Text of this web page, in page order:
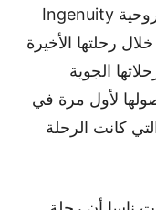
أعلنت وكالة ناسا عن إنجاز جديد لمروحية Ingenuity
رحلتها الأخيرة
الجوية
لأول مرة في
التي كانت الرحلة